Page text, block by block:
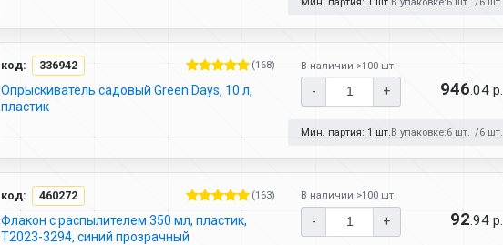
код: 336942 (168)
Опрыскиватель садовый Green Days, 10 л,
пластик
В наличии >100 шт.
- + 946.04 р.
Мин. партия: 1 шт. В упаковке:6 шт. 6 шт.
код: 460272 (163)
Флакон с распылителем 350 мл, пластик,
T2023-3294, синий прозрачный
В наличии >100 шт.
- + 92 .94 р.